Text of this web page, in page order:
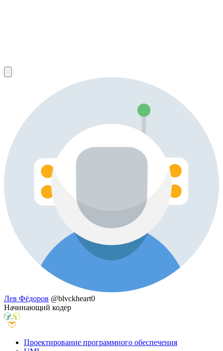
Лев Фёдоров @blvckheart0
Начинающий кодер
Проектирование программного обеспечения